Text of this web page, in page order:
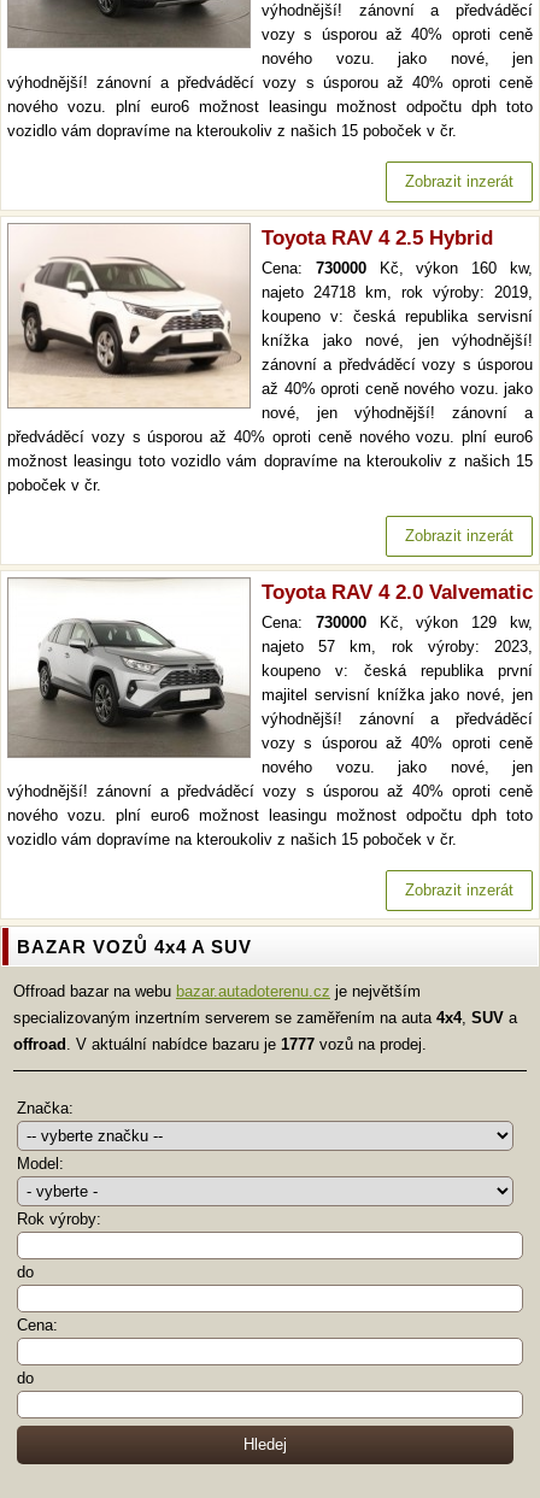
výhodnější! zánovní a předváděcí
vozy s úsporou až 40% oproti ceně
nového vozu. jako nové, jen
výhodnější! zánovní a předváděcí vozy s úsporou až 40% oproti ceně
nového vozu. plní euro6 možnost leasingu možnost odpočtu dph toto
vozidlo vám dopravíme na kteroukoliv z našich 15 poboček v čr.
Zobrazit inzerát
Toyota RAV 4 2.5 Hybrid
Cena: 730000Kč, výkon 160 kw,
najeto 24718 km, rok výroby: 2019,
koupeno v: česká republika servisní
knížka jako nové, jen výhodnější!
zánovní a předváděcí vozy s úsporou
až 40% oproti ceně nového vozu. jako
nové, jen výhodnější! zánovní a
předváděcí vozy s úsporou až 40% oproti ceně nového vozu. plní euro6
možnost leasingu toto vozidlo vám dopravíme na kteroukoliv z našich 15
poboček v čr.
Zobrazit inzerát
Toyota RAV 4 2.0 Valvematic
Cena: 730000Kč, výkon 129 kw,
najeto 57 km, rok výroby: 2023,
koupeno v: česká republika první
majitel servisní knížka jako nové, jen
výhodnější! zánovní a předváděcí
vozy s úsporou až 40% oproti ceně
nového vozu. jako nové, jen
výhodnější! zánovní a předváděcí vozy s úsporou až 40% oproti ceně
nového vozu. plní euro6 možnost leasingu možnost odpočtu dph toto
vozidlo vám dopravíme na kteroukoliv z našich 15 poboček v čr.
Zobrazit inzerát
BAZAR VOZŮ 4x4 A SUV
Offroad bazar na webu bazar.autadoterenu.cz je největším
specializovaným inzertním serverem se zaměřením na auta 4x4, SUV a
offroad . V aktuální nabídce bazaru je 1777 vozů na prodej.
Značka:
Model:
Rok výroby:
do
Cena:
do